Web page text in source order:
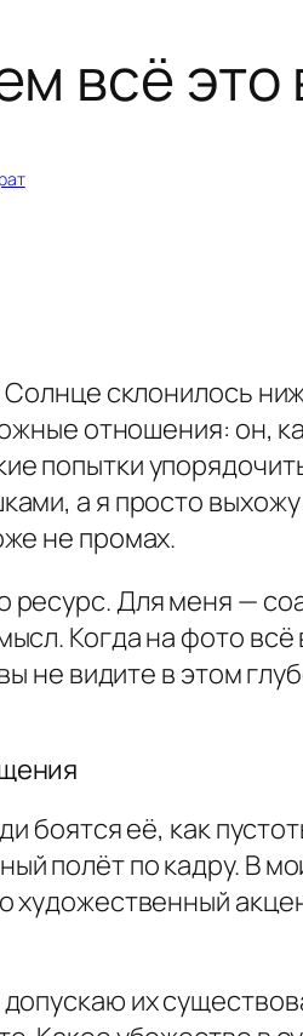
всё
склонилось
отношения: он,
попытки
а я просто
не промах.
Для меня —
Когда на фото
не видите в этом
боятся её, как
полёт по кадру. В
их